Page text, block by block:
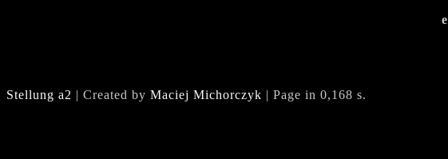
Stellung a2 | Created by Maciej Michorczyk | Page in 0,168 s.